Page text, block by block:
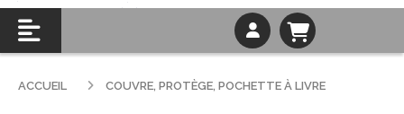
ACCUEIL COUVRE, PROTÈGE, POCHETTE À LIVRE